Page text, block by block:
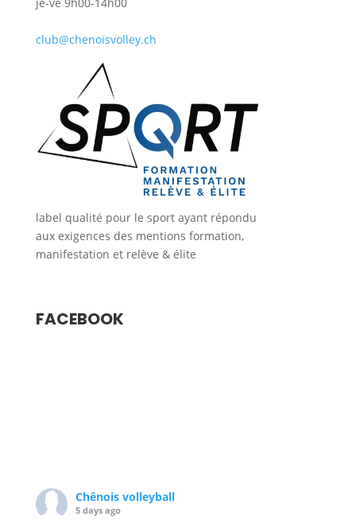
club@chenoisvolley.ch
label qualité pour le sport ayant répondu
aux exigences des mentions formation,
manifestation et relève & élite
FACEBOOK
Chênois volleyball
5 days ago